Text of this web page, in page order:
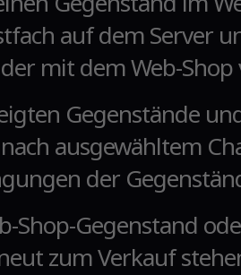
auf dem Server
mit dem Web-
Gegenstände
ausgewähltem
der
Shop-Gegenstand
zum Verkauf